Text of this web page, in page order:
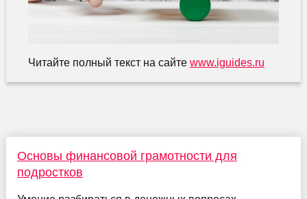
Читайте полный текст на сайте www.iguides.ru
Основы финансовой грамотности для
подростков